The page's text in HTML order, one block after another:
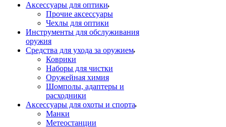
Аксессуары для оптики
Прочие аксессуары
Чехлы для оптики
Инструменты для обслуживания
оружия
Средства для ухода за оружием
Коврики
Наборы для чистки
Оружейная химия
Шомполы, адаптеры и
расходники
Аксессуары для охоты и спорта
Манки
Метеостанции